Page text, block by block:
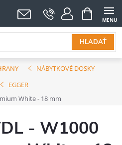
HĽADAŤ
NÁKUPNÝ
KOŠÍK
NÁBYTKOVÉ DOSKY
EGGER
White - 18 mm
- W1000